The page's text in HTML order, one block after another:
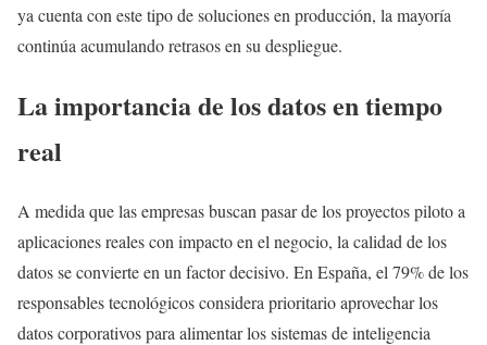
ya cuenta con este tipo de soluciones en producción, la mayoría
continúa acumulando retrasos en su despliegue.
La importancia de los datos en tiempo
real
A medida que las empresas buscan pasar de los proyectos piloto a
aplicaciones reales con impacto en el negocio, la calidad de los
datos se convierte en un factor decisivo. En España, el 79% de los
responsables tecnológicos considera prioritario aprovechar los
datos corporativos para alimentar los sistemas de inteligencia